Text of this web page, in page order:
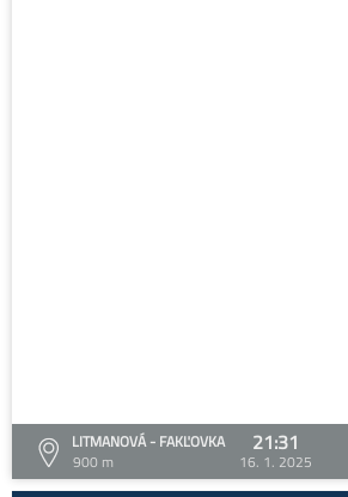
LITMANOVÁ - FAKĽOVKA
900 m
21:31
16. 1. 2025